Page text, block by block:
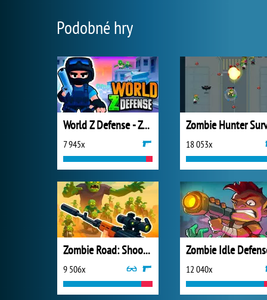
Podobné hry
World Z Defense - Zombie Defense
7 945x 18 053x
Zombie Road: Shooter with Destruction
9 506x
Zombie Idle
12 040x